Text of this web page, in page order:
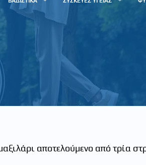
αποτελούµενο από τρία